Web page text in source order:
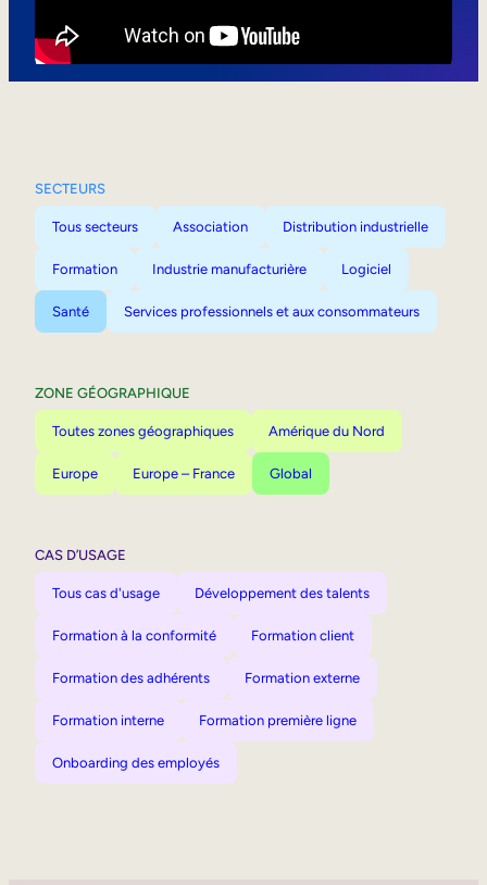
SECTEURS
Tous secteurs Association Distribution industrielle
Formation Industrie manufacturière Logiciel
Santé Services professionnels et aux consommateurs
ZONE GÉOGRAPHIQUE
Toutes zones géographiques Amérique du Nord
Europe Europe – France Global
CAS D’USAGE
Tous cas d'usage Développement des talents
Formation à la conformité Formation client
Formation des adhérents Formation externe
Formation interne Formation première ligne
Onboarding des employés